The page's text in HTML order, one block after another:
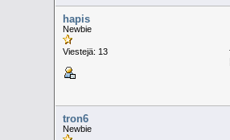
hapis
Newbie
Viestejä: 13
tron6
Newbie